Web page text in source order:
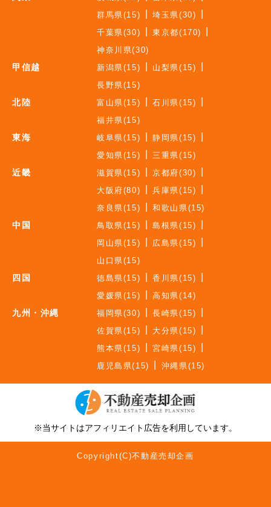
群馬県(15)
埼玉県(30)
千葉県(30)
東京都(170)
神奈川県(30)
甲信越 新潟県(15)
山梨県(15)
長野県(15)
北陸 富山県(15)
石川県(15)
福井県(15)
東海 岐阜県(15)
静岡県(15)
愛知県(15)
三重県(15)
近畿 滋賀県(15)
京都府(30)
大阪府(80)
兵庫県(15)
奈良県(15)
和歌山県(15)
中国 鳥取県(15)
島根県(15)
岡山県(15)
広島県(15)
山口県(15)
四国 徳島県(15)
香川県(15)
愛媛県(15)
高知県(14)
九州・沖縄 福岡県(30)
長崎県(15)
佐賀県(15)
大分県(15)
熊本県(15)
宮崎県(15)
鹿児島県(15)
沖縄県(15)
※当サイトはアフィリエイト広告を利用しています。
Copyright(C)不動産売却企画